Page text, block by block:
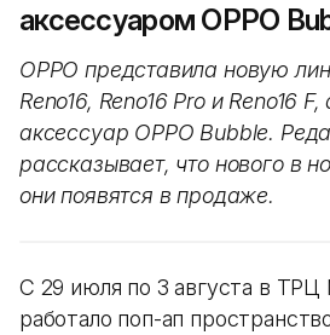
аксессуаром OPPO
OPPO представила новую
Reno16, Reno16 Pro и Reno16
аксессуар OPPO Bubble.
рассказывает, что нового в
они появятся в продаже.
С 29 июля по 3 августа в ТРЦ
работало поп-ап